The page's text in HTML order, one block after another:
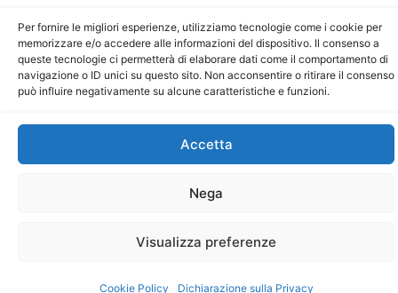
Per fornire le migliori esperienze, utilizziamo tecnologie come i cookie per
memorizzare e/o accedere alle informazioni del dispositivo. Il consenso a
queste tecnologie ci permetterà di elaborare dati come il comportamento di
navigazione o ID unici su questo sito. Non acconsentire o ritirare il consenso
può influire negativamente su alcune caratteristiche e funzioni.
Accetta
Nega
Visualizza preferenze
Cookie Policy Dichiarazione sulla Privacy